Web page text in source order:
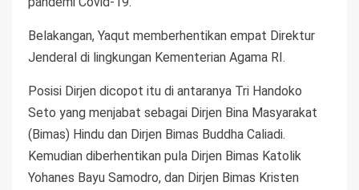
Belakangan, Yaqut memberhentikan empat Direktur
Jenderal di lingkungan Kementerian Agama RI.
Posisi Dirjen dicopot itu di antaranya Tri Handoko
Seto yang menjabat sebagai Dirjen Bina Masyarakat
(Bimas) Hindu dan Dirjen Bimas Buddha Caliadi.
Kemudian diberhentikan pula Dirjen Bimas Katolik
Yohanes Bayu Samodro, dan Dirjen Bimas Kristen